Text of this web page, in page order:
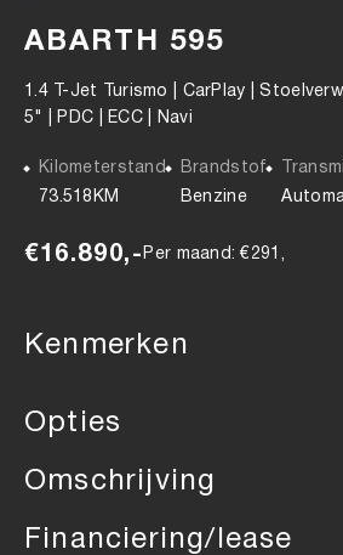
ABARTH 595
1.4 T-Jet Turismo | CarPlay |
5" | PDC | ECC | Navi
Kilometerstand
73.518KM
Brandstof
Benzine
€16.890,-Per maand: €291,
Kenmerken
Opties
Omschrijving
Financiering/lease